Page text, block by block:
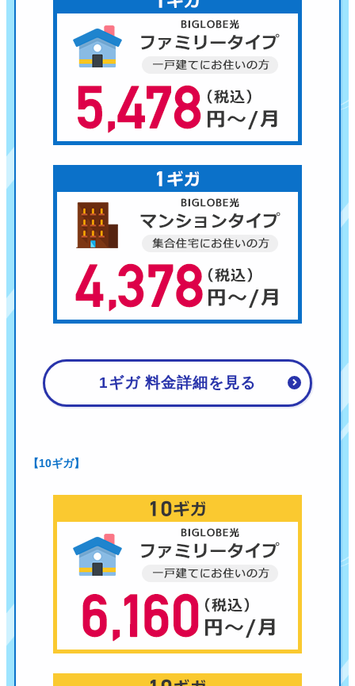
1ギガ 料金詳細を見る
【10ギガ】